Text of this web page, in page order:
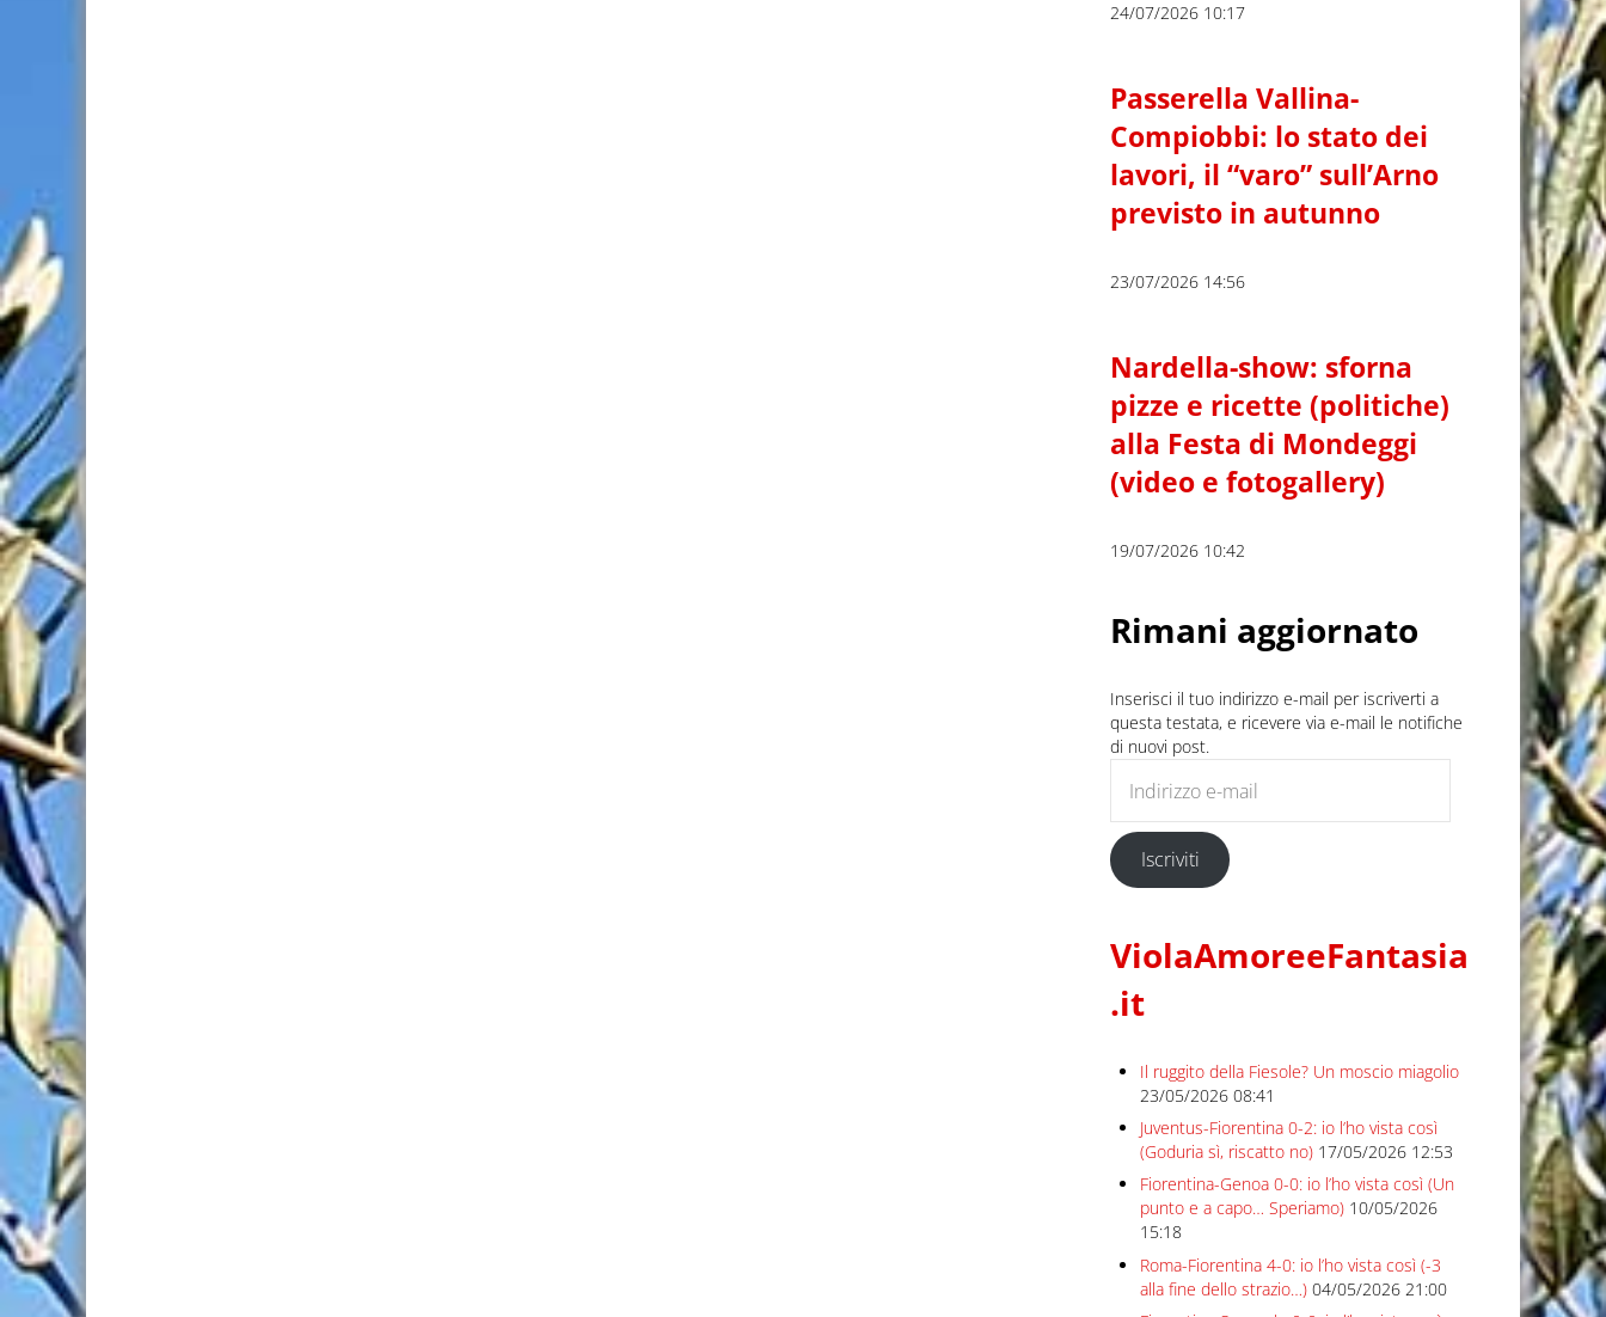
24/07/2026 10:17
Passerella Vallina-
Compiobbi: lo stato dei
lavori, il “varo” sull’Arno
previsto in autunno
23/07/2026 14:56
Nardella-show: sforna
pizze e ricette (politiche)
alla Festa di Mondeggi
(video e fotogallery)
19/07/2026 10:42
Rimani aggiornato
Inserisci il tuo indirizzo e-mail per iscriverti a
questa testata, e ricevere via e-mail le notifiche
di nuovi post.
Iscriviti
ViolaAmoreeFantasia
.it
Il ruggito della Fiesole? Un moscio miagolio
23/05/2026 08:41
Juventus-Fiorentina 0-2: io l’ho vista così
(Goduria sì, riscatto no) 17/05/2026 12:53
Fiorentina-Genoa 0-0: io l’ho vista così (Un
punto e a capo… Speriamo) 10/05/2026
15:18
Roma-Fiorentina 4-0: io l’ho vista così (-3
alla fine dello strazio…) 04/05/2026 21:00